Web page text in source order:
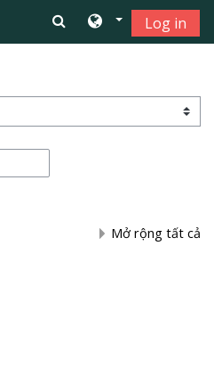
Log in
Mở rộng tất cả